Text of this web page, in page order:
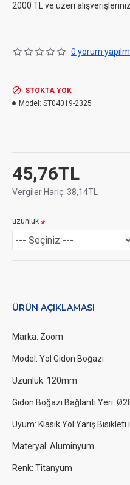
2000 TL ve üzeri
0 yorum
45,76TL
Vergiler Hariç: 38,14TL
STOKTA YOK
Model: ST04019-2325
uzunluk
ÜRÜN AÇIKLAMASI
Marka: Zoom
Model: Yol Gidon Boğazı
Uzunluk: 120mm
Gidon Boğazı Bağlantı Yeri:
Uyum: Klasik Yol Yarış Bisikleti
Materyal: Aluminyum
Renk: Titanyum